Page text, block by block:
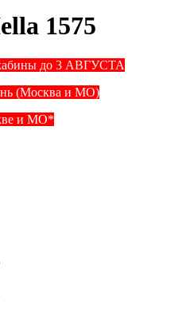
1575
до 3 АВГУСТА
(Москва и МО)
и МО*